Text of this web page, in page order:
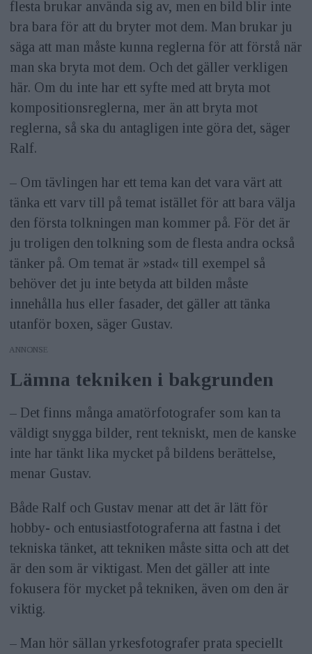
flesta brukar använda sig av, men en bild blir inte
bra bara för att du bryter mot dem. Man brukar ju
säga att man måste kunna reglerna för att förstå när
man ska bryta mot dem. Och det gäller verkligen
här. Om du inte har ett syfte med att bryta mot
kompositionsreglerna, mer än att bryta mot
reglerna, så ska du antagligen inte göra det, säger
Ralf.
– Om tävlingen har ett tema kan det vara värt att
tänka ett varv till på temat istället för att bara välja
den första tolkningen man kommer på. För det är
ju troligen den tolkning som de flesta andra också
tänker på. Om temat är »stad« till exempel så
behöver det ju inte betyda att bilden måste
innehålla hus eller fasader, det gäller att tänka
utanför boxen, säger Gustav.
ANNONS
Lämna tekniken i bakgrunden
– Det finns många amatörfotografer som kan ta
väldigt snygga bilder, rent tekniskt, men de kanske
inte har tänkt lika mycket på bildens berättelse,
menar Gustav.
Både Ralf och Gustav menar att det är lätt för
hobby- och entusiastfotograferna att fastna i det
tekniska tänket, att tekniken måste sitta och att det
är den som är viktigast. Men det gäller att inte
fokusera för mycket på tekniken, även om den är
viktig.
– Man hör sällan yrkesfotografer prata speciellt